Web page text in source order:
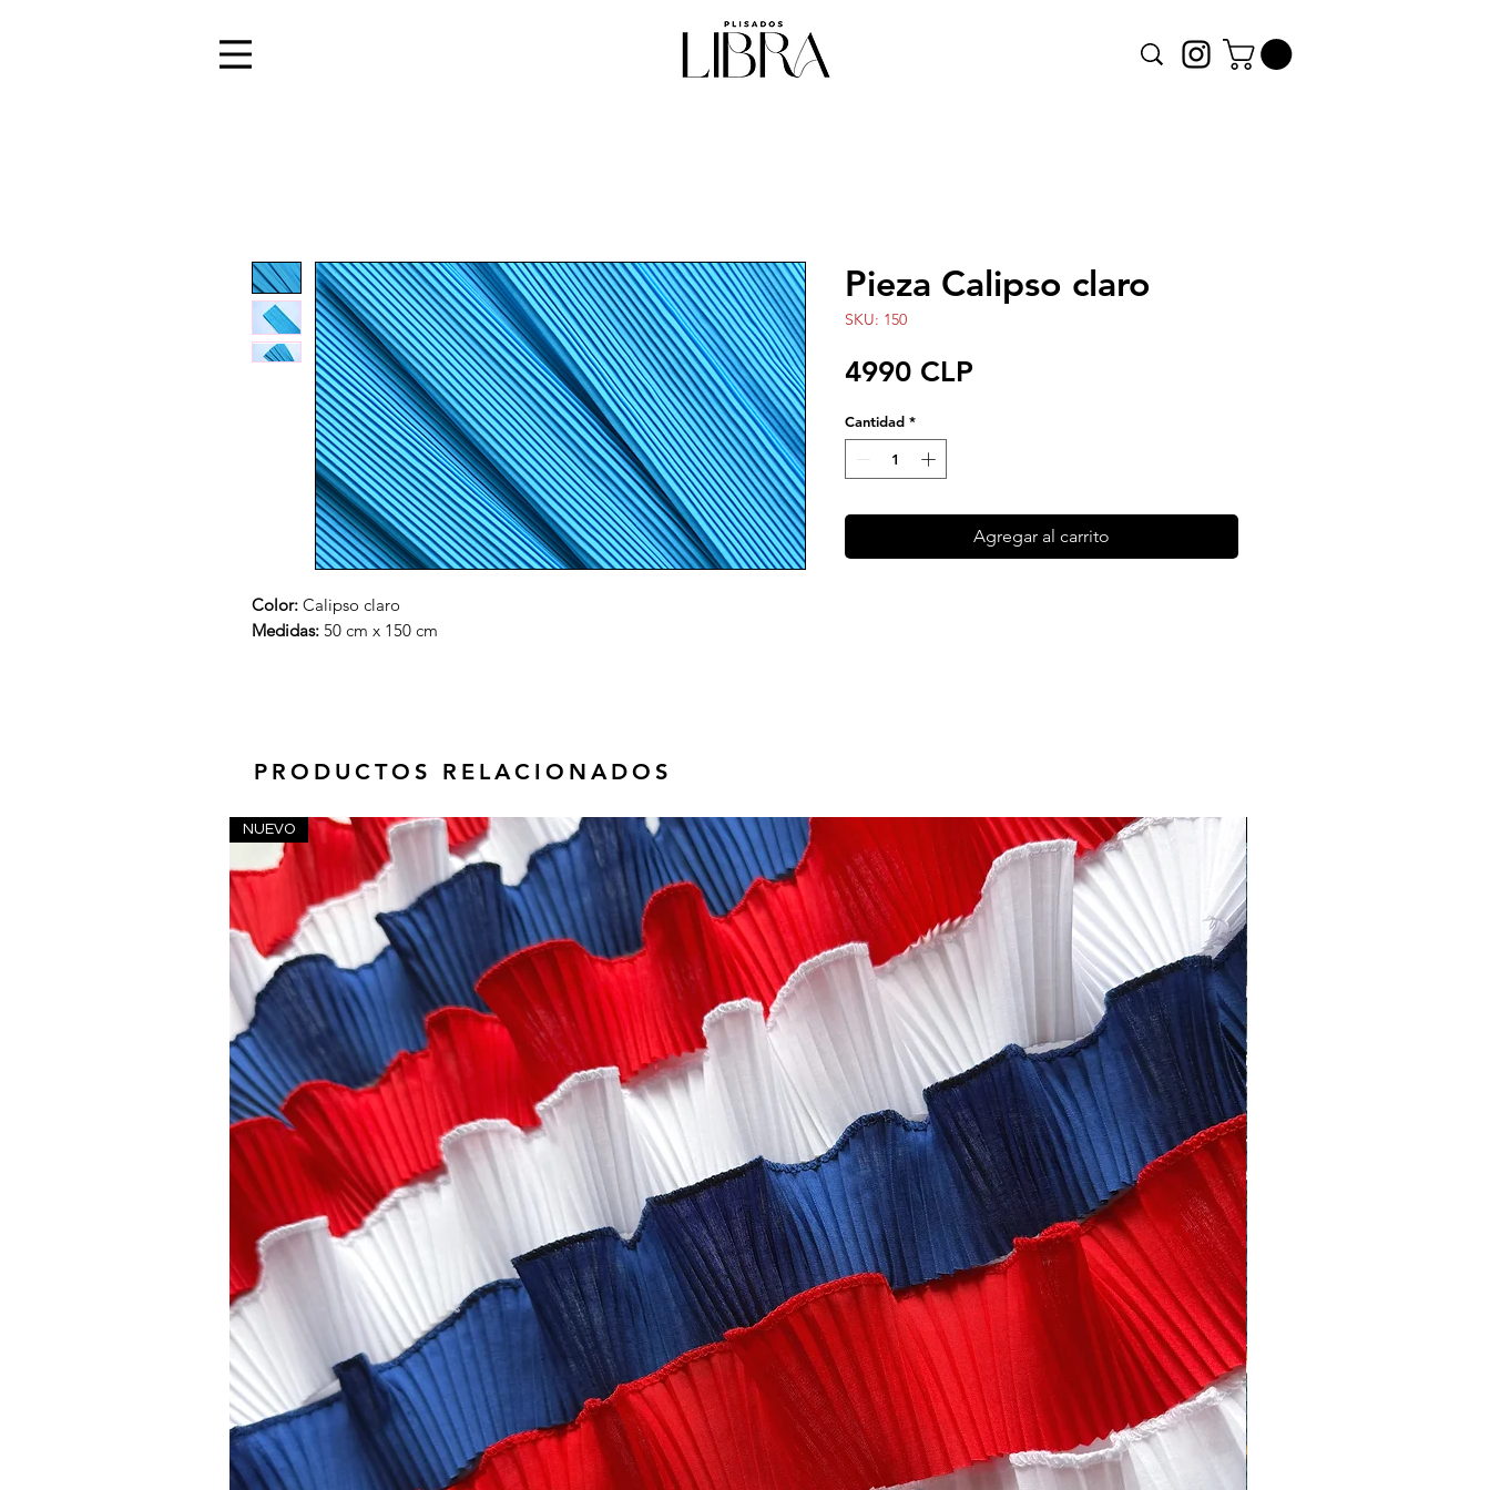
Color: Calipso claro
Medidas:50 cm x 150 cm
Pieza Calipso claro
SKU: 150
4990 CLPPrecio
Cantidad *
Agregar al carrito
PRODUCTOS RELACIONADOS
NUEVO